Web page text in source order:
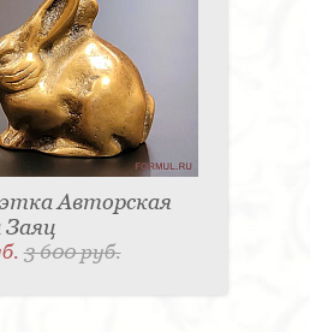
Авторская
3 600 руб.